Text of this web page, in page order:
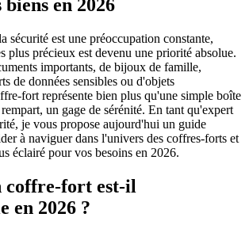
en 2026
sécurité est une préoccupation constante,
plus précieux est devenu une priorité absolue.
importants, de bijoux de famille,
de données sensibles ou d'objets
fort représente bien plus qu'une simple boîte
un gage de sérénité. En tant qu'expert
je vous propose aujourd'hui un guide
à naviguer dans l'univers des coffres-forts et
éclairé pour vos besoins en 2026.
coffre-fort est-il
en 2026 ?